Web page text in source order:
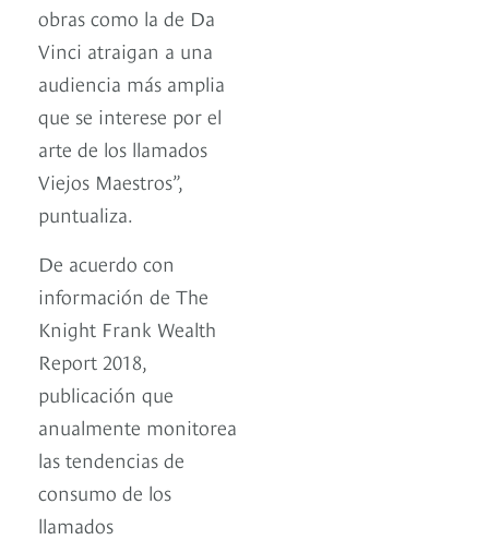
obras como la de Da
Vinci atraigan a una
audiencia más amplia
que se interese por el
arte de los llamados
Viejos Maestros”,
puntualiza.
De acuerdo con
información de The
Knight Frank Wealth
Report 2018,
publicación que
anualmente monitorea
las tendencias de
consumo de los
llamados